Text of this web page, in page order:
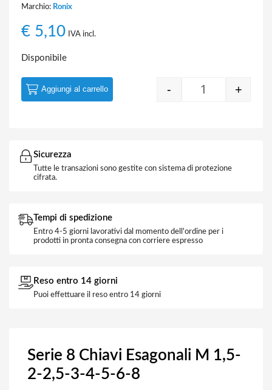
Marchio: Ronix
€ 5,10 IVA incl.
Disponibile
Quantity
- +
Aggiungi al carrello
Sicurezza
Tutte le transazioni sono gestite con sistema di protezione
cifrata.
Tempi di spedizione
Entro 4-5 giorni lavorativi dal momento dell'ordine per i
prodotti in pronta consegna con corriere espresso
Reso entro 14 giorni
Puoi effettuare il reso entro 14 giorni
Serie 8 Chiavi Esagonali M 1,5-
2-2,5-3-4-5-6-8